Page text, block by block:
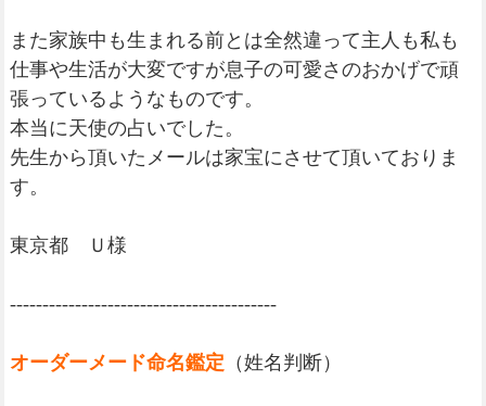
また家族中も生まれる前とは全然違って主人も私も
仕事や生活が大変ですが息子の可愛さのおかげで頑
張っているようなものです。
本当に天使の占いでした。
先生から頂いたメールは家宝にさせて頂いておりま
す。
東京都 Ｕ様
-----------------------------------------
オーダーメード命名鑑定 （姓名判断）